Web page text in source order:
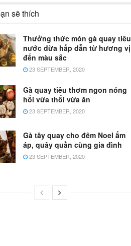
sẽ thích
Thưởng thức món gà quay tiêu
nước dừa hấp dẫn từ hương vị
đến màu sắc
23 SEPTEMBER, 2020
Gà quay tiêu thơm ngon nóng
hổi vừa thổi vừa ăn
23 SEPTEMBER, 2020
Gà tây quay cho đêm Noel ấm
áp, quây quần cùng gia đình
23 SEPTEMBER, 2020